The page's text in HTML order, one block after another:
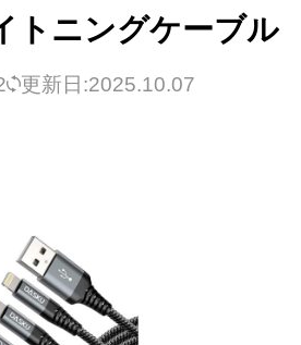
トニングケーブル
更新日:2025.10.07